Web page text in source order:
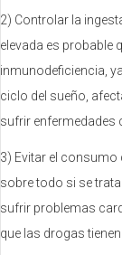
2) Controlar la
elevada es probable
inmunodeficiencia,
ciclo del sueño,
sufrir enfermedades
3) Evitar el consumo
sobre todo si se
sufrir problemas
que las drogas